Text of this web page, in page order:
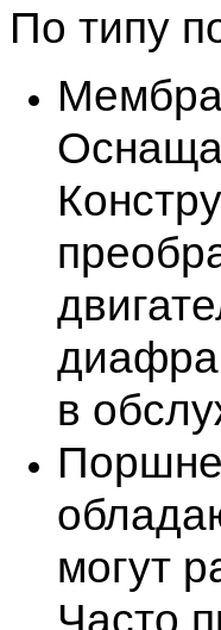
По типу
в
могут
Часто